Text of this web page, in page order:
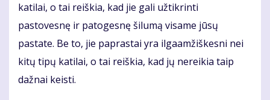
katilai, o tai reiškia, kad jie gali užtikrinti
pastovesnę ir patogesnę šilumą visame jūsų
pastate. Be to, jie paprastai yra ilgaamžiškesni nei
kitų tipų katilai, o tai reiškia, kad jų nereikia taip
dažnai keisti.